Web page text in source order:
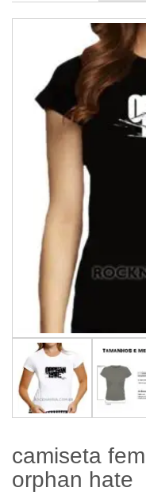
camiseta
orphan hate